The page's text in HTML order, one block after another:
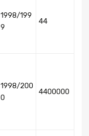
1998/199
9
44
1998/200
0
4400000